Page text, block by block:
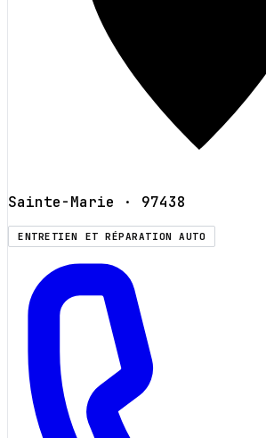
Sainte-Marie · 97438
ENTRETIEN ET RÉPARATION AUTO